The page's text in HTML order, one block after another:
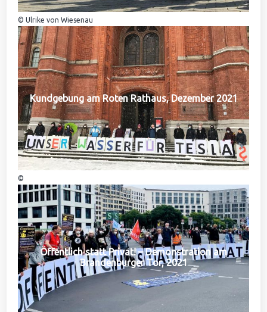
© Ulrike von Wiesenau
Kundgebung am Roten Rathaus, Dezember 2021
©
Öffentlich statt Privat! – Demonstration am
Brandenburger Tor, 2021